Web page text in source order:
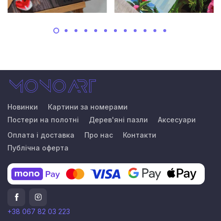
Новинки
Картини за номерами
Постери на полотні
Дерев'яні пазли
Аксесуари
Оплата і доставка
Про нас
Контакти
Публічна оферта
+38 067 82 03 223